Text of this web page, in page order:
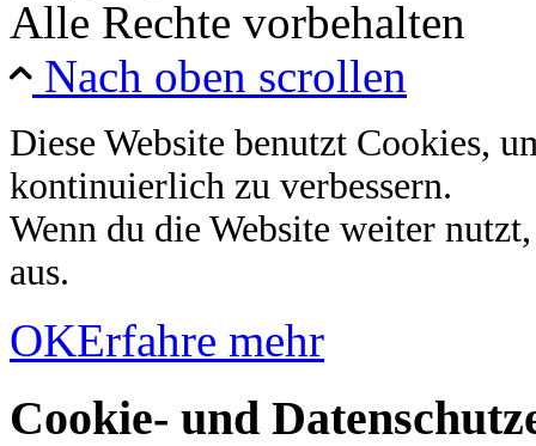
Alle Rechte vorbehalten
Nach oben scrollen
Diese Website benutzt Cookies,
kontinuierlich zu verbessern.
Wenn du die Website weiter
aus.
OKErfahre mehr
Cookie- und